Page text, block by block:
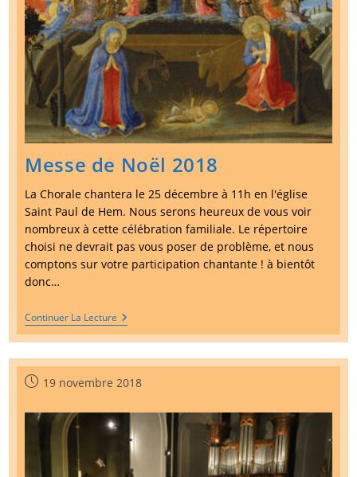
Messe de Noël 2018
La Chorale chantera le 25 décembre à 11h en l'église
Saint Paul de Hem. Nous serons heureux de vous voir
nombreux à cette célébration familiale. Le répertoire
choisi ne devrait pas vous poser de problème, et nous
comptons sur votre participation chantante ! à bientôt
donc…
Continuer La Lecture Messe
De
Noël
2018
Publication
19 novembre 2018